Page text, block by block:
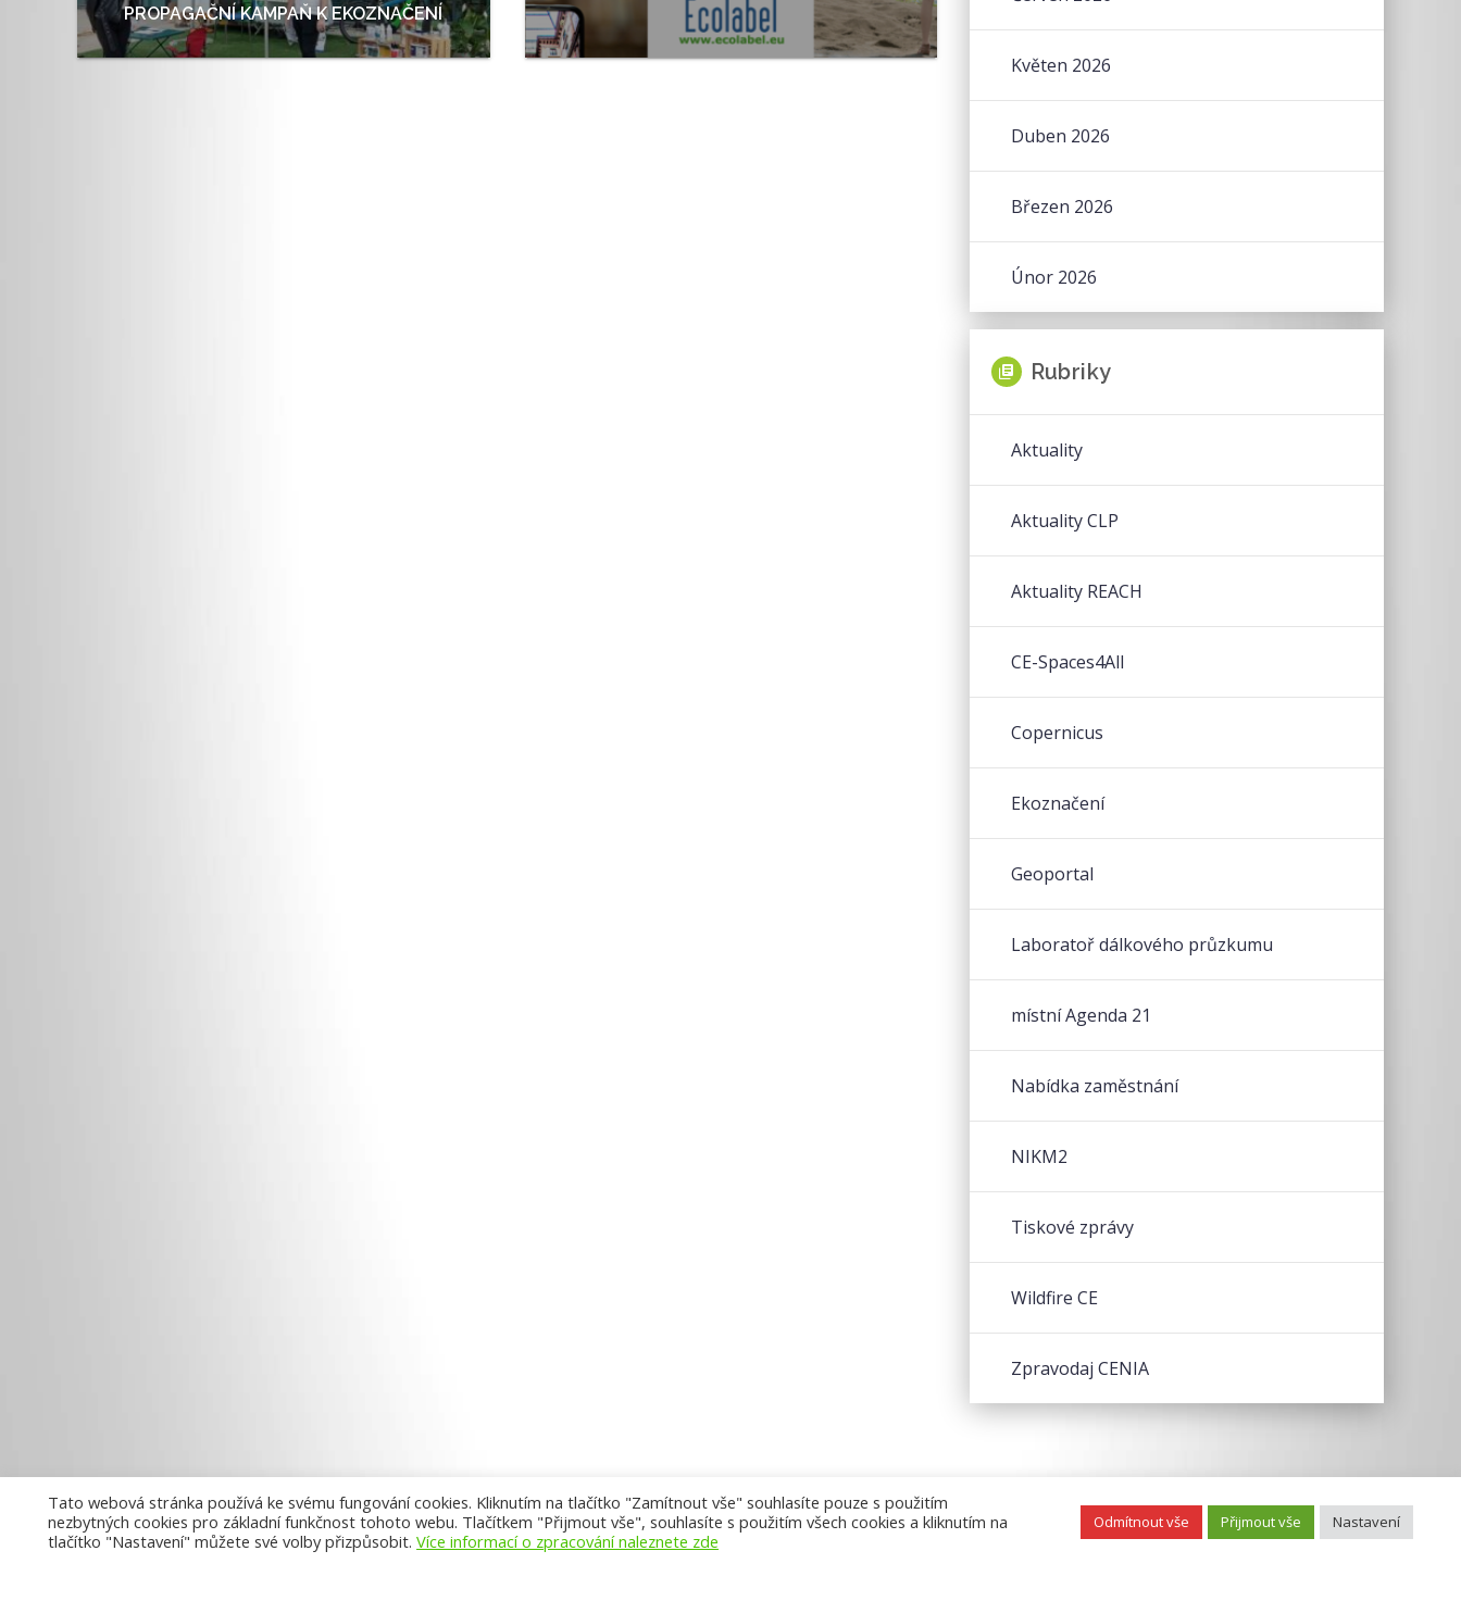
PROPAGAČNÍ KAMPAŇ K EKOZNAČENÍ
Květen 2026
Duben 2026
Březen 2026
Únor 2026
Rubriky
Aktuality
Aktuality CLP
Aktuality REACH
CE-Spaces4All
Copernicus
Ekoznačení
Geoportal
Laboratoř dálkového průzkumu
místní Agenda 21
Nabídka zaměstnání
NIKM2
Tiskové zprávy
Wildfire CE
Zpravodaj CENIA
Tato webová stránka používá ke svému fungování cookies. Kliknutím na tlačítko "Zamítnout vše" souhlasíte pouze s použitím
nezbytných cookies pro základní funkčnost tohoto webu. Tlačítkem "Přijmout vše", souhlasíte s použitím všech cookies a kliknutím na
tlačítko "Nastavení" můžete své volby přizpůsobit.Více informací o zpracování naleznete zde
Odmítnout vše Přijmout vše Nastavení